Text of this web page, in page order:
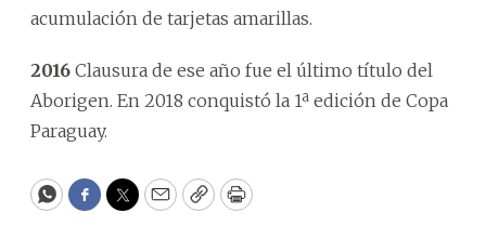
acumulación de tarjetas amarillas.
2016 Clausura de ese año fue el último título del
Aborigen. En 2018 conquistó la 1ª edición de Copa
Paraguay.
WhatsApp
Facebook
Twitter
EmailCopyPrint